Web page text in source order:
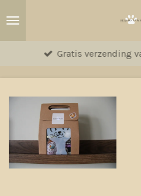
hoofdinhoud
Gratis verzending